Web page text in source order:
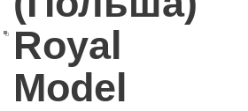
Royal
Model